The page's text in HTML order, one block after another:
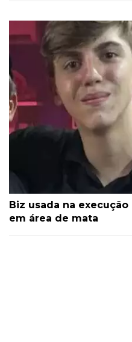
Biz usada na
em área de mata